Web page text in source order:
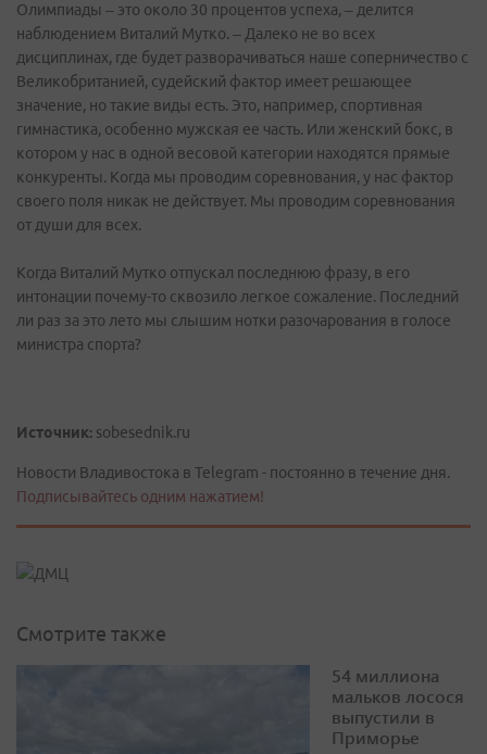
Олимпиады – это около 30 процентов успеха, – делится
наблюдением Виталий Мутко. – Далеко не во всех
дисциплинах, где будет разворачиваться наше соперничество с
Великобританией, судейский фактор имеет решающее
значение, но такие виды есть. Это, например, спортивная
гимнастика, особенно мужская ее часть. Или женский бокс, в
котором у нас в одной весовой категории находятся прямые
конкуренты. Когда мы проводим соревнования, у нас фактор
своего поля никак не действует. Мы проводим соревнования
от души для всех.
Когда Виталий Мутко отпускал последнюю фразу, в его
интонации почему-то сквозило легкое сожаление. Последний
ли раз за это лето мы слышим нотки разочарования в голосе
министра спорта?
Источник: sobesednik.ru
Новости Владивостока в Telegram - постоянно в течение дня.
Подписывайтесь одним нажатием!
Смотрите также
54 миллиона
мальков лосося
выпустили в
Приморье